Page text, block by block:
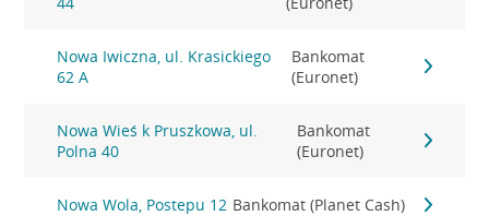
Nowa Iwiczna, ul. Krasickiego
62 A
Bankomat
(Euronet)
Nowa Wieś k Pruszkowa, ul.
Polna 40
Bankomat
(Euronet)
Nowa Wola, Postepu 12 Bankomat (Planet Cash)